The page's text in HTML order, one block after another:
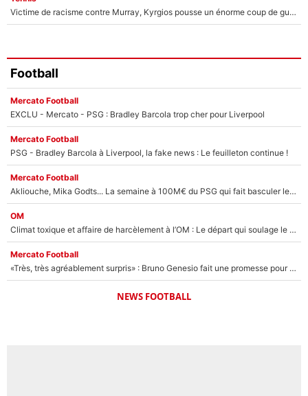
Victime de racisme contre Murray, Kyrgios pousse un énorme coup de gueule !
Football
Mercato Football
EXCLU - Mercato - PSG : Bradley Barcola trop cher pour Liverpool
Mercato Football
PSG - Bradley Barcola à Liverpool, la fake news : Le feuilleton continue !
Mercato Football
Akliouche, Mika Godts... La semaine à 100M€ du PSG qui fait basculer le mercato du PSG !
OM
Climat toxique et affaire de harcèlement à l’OM : Le départ qui soulage le vestiaire de Bruno Genesio
Mercato Football
«Très, très agréablement surpris» : Bruno Genesio fait une promesse pour la suite du mercato de l’OM et rassure les supporters
NEWS FOOTBALL